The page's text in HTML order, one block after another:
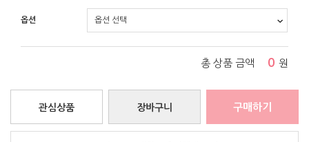
옵션
총 상품 금액 0 원
장바구니
관심상품 구매하기